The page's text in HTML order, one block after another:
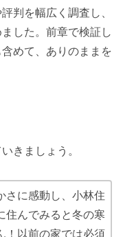
判を幅広く調査し、
した。前章で検証し
めて、ありのままを
きましょう。
さに感動し、小林住
住んでみると冬の寒
！以前の家では必須